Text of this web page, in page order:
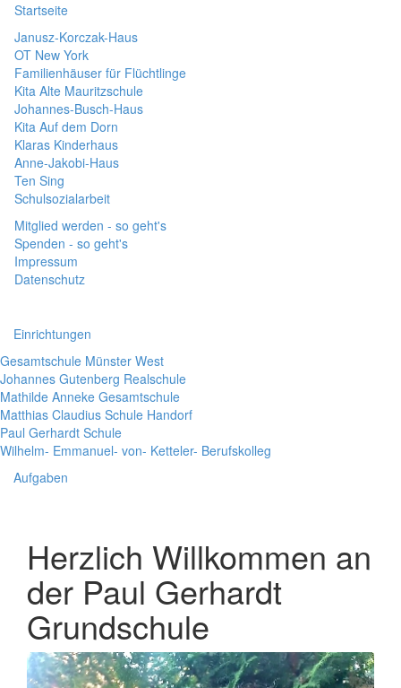
Startseite
Janusz-Korczak-Haus
OT New York
Familienhäuser für Flüchtlinge
Kita Alte Mauritzschule
Johannes-Busch-Haus
Kita Auf dem Dorn
Klaras Kinderhaus
Anne-Jakobi-Haus
Ten Sing
Schulsozialarbeit
Mitglied werden - so geht's
Spenden - so geht's
Impressum
Datenschutz
Einrichtungen
Gesamtschule Münster West
Johannes Gutenberg Realschule
Mathilde Anneke Gesamtschule
Matthias Claudius Schule Handorf
Paul Gerhardt Schule
Wilhelm- Emmanuel- von- Ketteler- Berufskolleg
Aufgaben
Herzlich Willkommen an
der Paul Gerhardt
Grundschule